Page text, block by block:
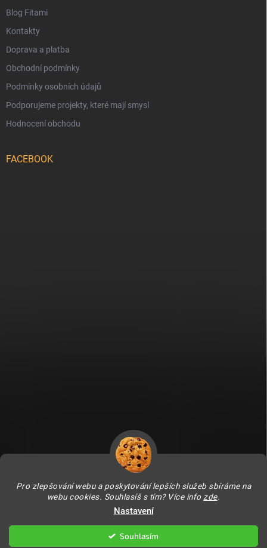
Pro zlepšování webu a poskytování lepších služeb sbíráme na
webu cookies. Souhlasíš s tím? Více info zde.
Nastavení
Souhlasím
Blog Fitami
Kontakty
Doprava a platba
Obchodní podmínky
Podmínky osobních údajů
Podporujeme projekty, které mají smysl
Hodnocení obchodu
FACEBOOK
Fitami.sk Fitami.hu
. Všechna práva vyhrazena.
cookies